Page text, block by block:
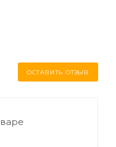
ОСТАВИТЬ ОТЗЫВ